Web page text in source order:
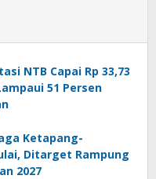
NTB Capai Rp 33,73
51 Persen
Ketapang-
Ditarget Rampung
2027